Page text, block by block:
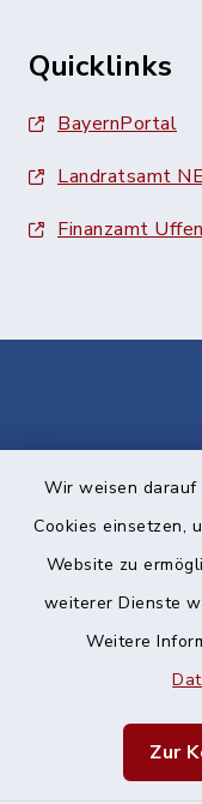
Wir weisen darauf
Cookies einsetzen,
Website zu
weiterer Dienste
Weitere
Zur
Quicklinks
BayernPortal
Landratsamt
Finanzamt